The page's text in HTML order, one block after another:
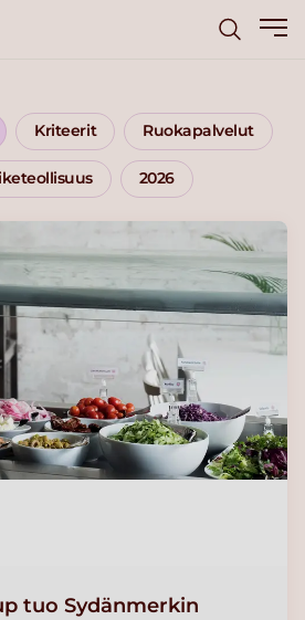
Kriteerit Ruokapalvelut
2026
tuo Sydänmerkin